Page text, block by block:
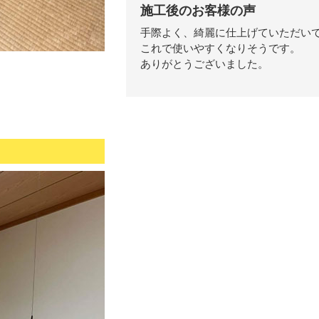
施工後のお客様の声
手際よく、綺麗に仕上げていただい
これで使いやすくなりそうです。
ありがとうございました。